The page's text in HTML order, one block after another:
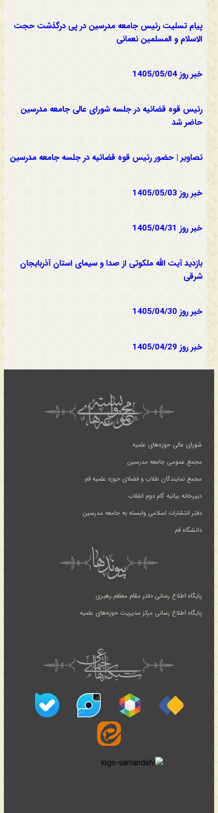
پیام تسلیت رئیس جامعه مدرسین در پی درگذشت حجت
الاسلام و المسلمین نعمانی
خبر روز 1405/05/04
رئیس قوه قضائیه در جلسه شورای عالی جامعه مدرسین
حاضر شد
تصاویر | حضور رئیس قوه قضائیه در جلسه جامعه مدرسین
خبر روز 1405/05/03
خبر روز 1405/04/31
بازدید آیت الله ملکوتی از صدا و سیمای استان آذربایجان
شرقی
خبر روز 1405/04/30
خبر روز 1405/04/29
شورای عالی حوزه‌های علمیه
مجمع عمومی جامعه مدرسین
مجمع نمایندگان طلاب و فضلای حوزه علمیه قم
دبیرخانه بیانیه گام دوم انقلاب
دفتر انتشارات اسلامی وابسته به جامعه مدرسین
دانشگاه قم
پایگاه اطلاع رسانی دفتر مقام معظم رهبری
پایگاه اطلاع رسانی مرکز مدیریت حوزه‌های علمیه